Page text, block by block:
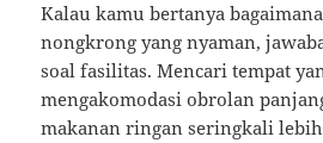
Kalau kamu bertanya
nongkrong yang nyaman,
soal fasilitas. Mencari tempat
mengakomodasi obrolan
makanan ringan seringkali